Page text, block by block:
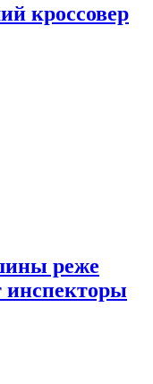
кроссовер
реже
инспекторы